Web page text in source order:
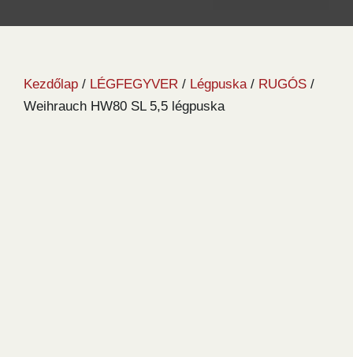
Kezdőlap / LÉGFEGYVER / Légpuska / RUGÓS /
Weihrauch HW80 SL 5,5 légpuska